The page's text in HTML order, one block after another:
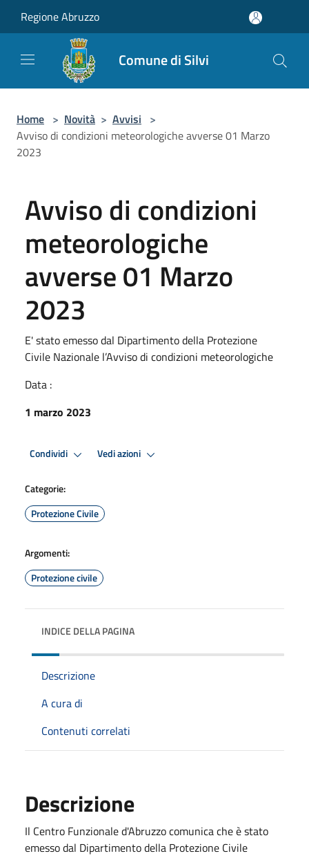
Regione Abruzzo
Comune di Silvi
Home > Novità > Avvisi >
Avviso di condizioni meteorologiche avverse 01 Marzo
2023
Avviso di condizioni
meteorologiche
avverse 01 Marzo
2023
E' stato emesso dal Dipartimento della Protezione
Civile Nazionale l’Avviso di condizioni meteorologiche
Data :
1 marzo 2023
Condividi Vedi azioni
Categorie:
Protezione Civile
Argomenti:
Protezione civile
INDICE DELLA PAGINA
Descrizione
A cura di
Contenuti correlati
Descrizione
Il Centro Funzionale d'Abruzzo comunica che è stato
emesso dal Dipartimento della Protezione Civile